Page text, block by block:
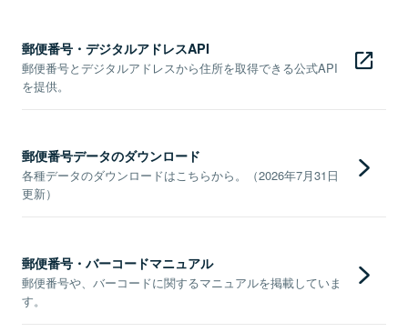
郵便番号・デジタルアドレスAPI
郵便番号とデジタルアドレスから住所を取得できる公式API
を提供。
郵便番号データのダウンロード
各種データのダウンロードはこちらから。（2026年7月31日
更新）
郵便番号・バーコードマニュアル
郵便番号や、バーコードに関するマニュアルを掲載していま
す。